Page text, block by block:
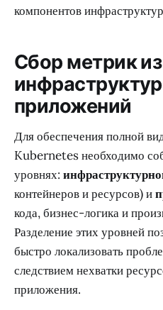
компонентов
Сбор метрик из
приложений
Для обеспечения полной
Kubernetes необходимо
уровнях:
контейнеров и ресурсов) и
кода, бизнес-логика и
Разделение этих уровней
быстро локализовать
следствием нехватки
приложения.